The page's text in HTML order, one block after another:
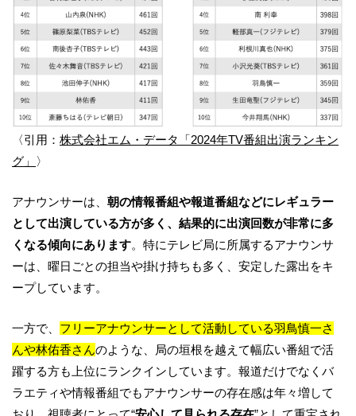
〈引用： 株式会社エム・データ「2024年TV番組出演ランキン
グ」
〉
アナウンサーは、 朝の情報番組や報道番組などにレギュラー
として出演している方が多く、結果的に出演回数が非常に多
くなる傾向にあります。特にテレビ局に所属するアナウンサ
ーは、曜日ごとの担当や掛け持ちも多く、安定した露出をキ
ープしています。
一方で、 フリーアナウンサーとして活動している羽鳥慎一さ
んや林佑香さんのような、局の垣根を越えて幅広い番組で活
躍する方も上位にランクインしています。報道だけでなくバ
ラエティや情報番組でもアナウンサーの存在感は年々増して